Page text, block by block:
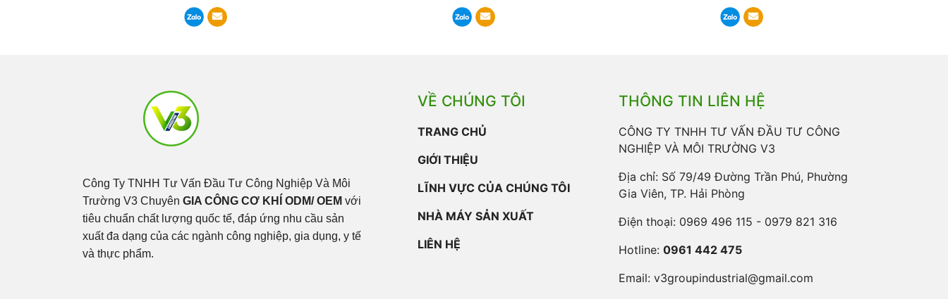
Công Ty TNHH Tư Vấn Đầu Tư Công Nghiệp Và Môi
Trường V3 Chuyên GIA CÔNG CƠ KHÍ ODM/ OEM với
tiêu chuẩn chất lượng quốc tế, đáp ứng nhu cầu sản
xuất đa dạng của các ngành công nghiệp, gia dụng, y tế
và thực phẩm.
VỀ CHÚNG TÔI
TRANG CHỦ
GIỚI THIỆU
LĨNH VỰC CỦA CHÚNG TÔI
NHÀ MÁY SẢN XUẤT
LIÊN HỆ
THÔNG TIN LIÊN HỆ
CÔNG TY TNHH TƯ VẤN ĐẦU TƯ CÔNG
NGHIỆP VÀ MÔI TRƯỜNG V3
Địa chỉ: Số 79/49 Đường Trần Phú, Phường
Gia Viên, TP. Hải Phòng
Điện thoại: 0969 496 115 - 0979 821 316
Hotline: 0961 442 475
Email: v3groupindustrial@gmail.com